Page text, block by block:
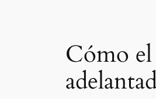
Cómo